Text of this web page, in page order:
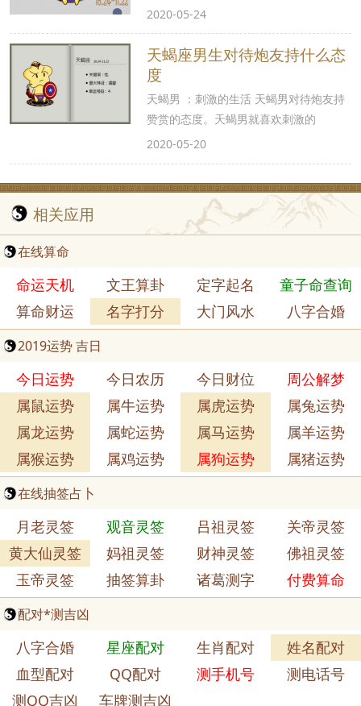
2020-05-24
天蝎座男生对待炮友持什么态
度
天蝎男 ：刺激的生活 天蝎男对待炮友持
赞赏的态度。天蝎男就喜欢刺激的
2020-05-20
相关应用
在线算命
命运天机 文王算卦 定字起名
童子命查询
算命财运
名字打分 大门风水 八字合婚
2019运势 吉日
今日运势 今日农历 今日财位
周公解梦
属鼠运势
属牛运势 属虎运势
属兔运势
属龙运势
属蛇运势 属马运势
属羊运势
属猴运势
属鸡运势 属狗运势 属猪运势
在线抽签占卜
月老灵签 观音灵签 吕祖灵签
关帝灵签
黄大仙灵签
妈祖灵签 财神灵签
佛祖灵签
玉帝灵签
抽签算卦 诸葛测字 付费算命
配对*测吉凶
八字合婚 星座配对 生肖配对
姓名配对
血型配对
QQ配对 测手机号
测电话号
测QQ吉凶
车牌测吉凶